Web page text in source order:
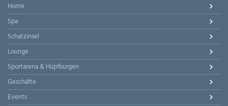
Home
Spa
Schatzinsel
Lounge
Sportarena & Hüpfburgen
Geschäfte
Events